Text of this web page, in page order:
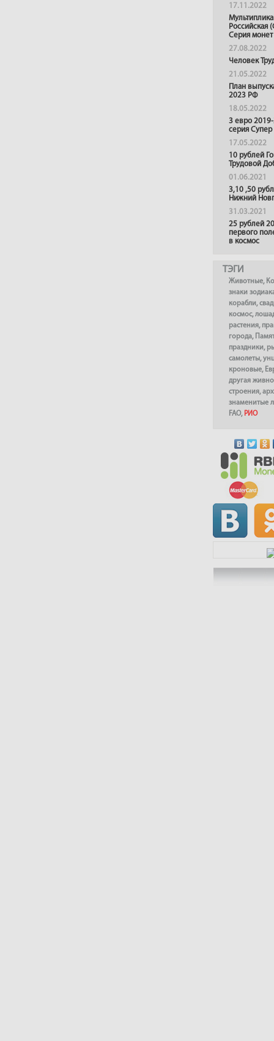
17.11.2022
Российская
Серия монет
27.08.2022
Человек
21.05.2022
План
2023 РФ
18.05.2022
3 евро
серия
17.05.2022
10 рублей
Трудовой
01.06.2021
3,10 ,50
Нижний
31.03.2021
25 рублей
первого
в космос
ТЭГИ
Животные,
знаки
корабли,
космос,
растения,
города,
праздники,
самолеты,
кроновые,
другая
строения,
знаменитые
FAO, РИО